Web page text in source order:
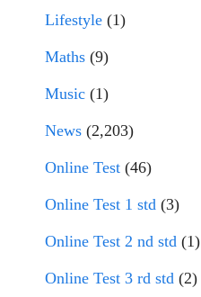
Lifestyle (1)
Maths (9)
Music (1)
News (2,203)
Online Test (46)
Online Test 1 std (3)
Online Test 2 nd std (1)
Online Test 3 rd std (2)